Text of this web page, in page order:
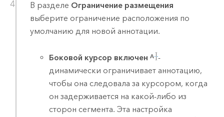
В разделе Ограничение размещения
выберите ограничение расположения по
умолчанию для новой аннотации.
Боковой курсор включен
-
динамически ограничивает аннотацию,
чтобы она следовала за курсором, когда
он задерживается на какой-либо из
сторон сегмента. Эта настройка